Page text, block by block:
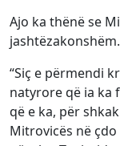
Ajo ka thënë se
jashtëzakonshëm.
“Siç e përmendi
natyrore që ia ka
që e ka, për
Mitrovicës në